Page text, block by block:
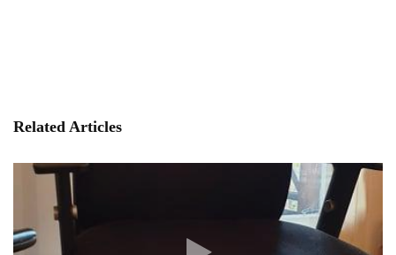
Related Articles